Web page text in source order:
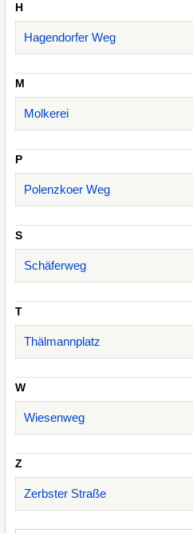
H
Hagendorfer Weg
M
Molkerei
P
Polenzkoer Weg
S
Schäferweg
T
Thälmannplatz
W
Wiesenweg
Z
Zerbster Straße